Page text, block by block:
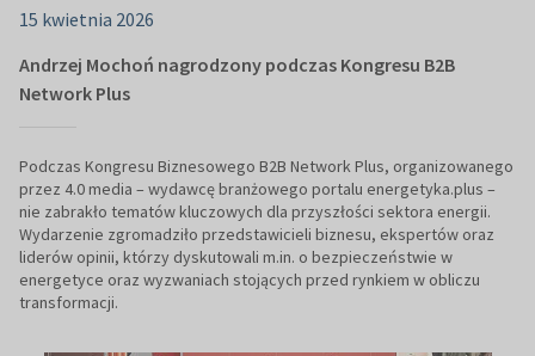
15 kwietnia 2026
Andrzej Mochoń nagrodzony podczas Kongresu B2B
Network Plus
Podczas Kongresu Biznesowego B2B Network Plus, organizowanego
przez 4.0 media – wydawcę branżowego portalu energetyka.plus –
nie zabrakło tematów kluczowych dla przyszłości sektora energii.
Wydarzenie zgromadziło przedstawicieli biznesu, ekspertów oraz
liderów opinii, którzy dyskutowali m.in. o bezpieczeństwie w
energetyce oraz wyzwaniach stojących przed rynkiem w obliczu
transformacji.